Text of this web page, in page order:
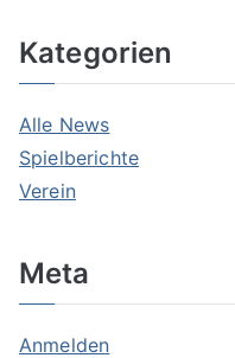
Kategorien
Alle News
Spielberichte
Verein
Meta
Anmelden